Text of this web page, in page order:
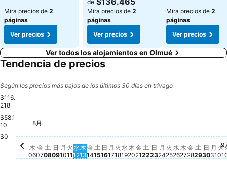
Mira precios de 2
páginas
Ver precios
de
Mira precios de 2
páginas
Ver precios
Mira precios de 2
páginas
Ver precios
Ver todos los alojamientos en Olmué
Tendencia de precios
Según los precios más bajos de los últimos 30 días en trivago
$116.
218
$58.1
10
$0
木, 8月 06
$114.328
8月
木
06
金, 8月 07
$114.328
金
07
土
08
日
09
月
10
火
11
水
12
木
13
金
14
土
15
日
16
月
17
火
18
水
19
木
20
金
21
土
22
日
23
月
24
火
25
水
26
木
27
金
28
土
29
日
30
月
31
9
火
01